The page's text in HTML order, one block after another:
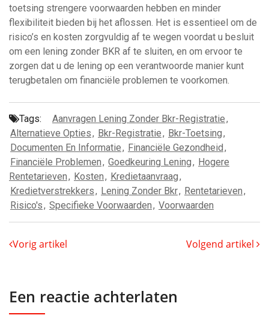
toetsing strengere voorwaarden hebben en minder
flexibiliteit bieden bij het aflossen. Het is essentieel om de
risico’s en kosten zorgvuldig af te wegen voordat u besluit
om een lening zonder BKR af te sluiten, en om ervoor te
zorgen dat u de lening op een verantwoorde manier kunt
terugbetalen om financiële problemen te voorkomen.
Tags: Aanvragen Lening Zonder Bkr-Registratie,
Alternatieve Opties, Bkr-Registratie, Bkr-Toetsing,
Documenten En Informatie, Financiële Gezondheid,
Financiële Problemen, Goedkeuring Lening, Hogere
Rentetarieven, Kosten, Kredietaanvraag,
Kredietverstrekkers, Lening Zonder Bkr, Rentetarieven,
Risico's, Specifieke Voorwaarden, Voorwaarden
Vorig artikel Volgend artikel
Een reactie achterlaten